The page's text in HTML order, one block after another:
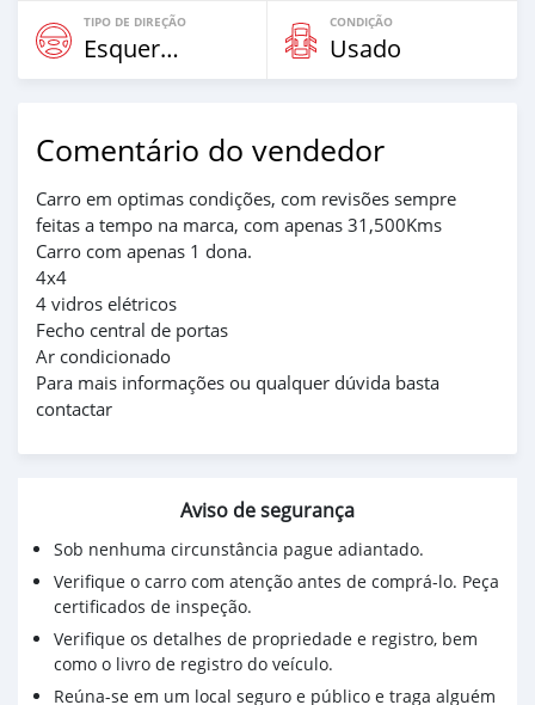
TIPO DE DIREÇÃO
Esquerda
CONDIÇÃO
Usado
Comentário do vendedor
Carro em optimas condições, com revisões sempre
feitas a tempo na marca, com apenas 31,500Kms
Carro com apenas 1 dona.
4x4
4 vidros elétricos
Fecho central de portas
Ar condicionado
Para mais informações ou qualquer dúvida basta
contactar
Aviso de segurança
Sob nenhuma circunstância pague adiantado.
Verifique o carro com atenção antes de comprá-lo. Peça
certificados de inspeção.
Verifique os detalhes de propriedade e registro, bem
como o livro de registro do veículo.
Reúna-se em um local seguro e público e traga alguém